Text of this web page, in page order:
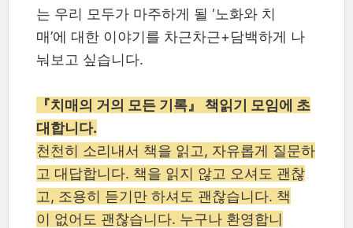
는 우리 모두가 마주하게 될 ‘노화와 치
매’에 대한 이야기를 차근차근+담백하게 나
눠보고 싶습니다.
『치매의 거의 모든 기록』 책읽기 모임에 초
대합니다.
천천히 소리내서 책을 읽고, 자유롭게 질문하
고 대답합니다. 책을 읽지 않고 오셔도 괜찮
고, 조용히 듣기만 하셔도 괜찮습니다. 책
이 없어도 괜찮습니다. 누구나 환영합니